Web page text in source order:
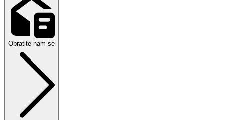
Obratite nam se